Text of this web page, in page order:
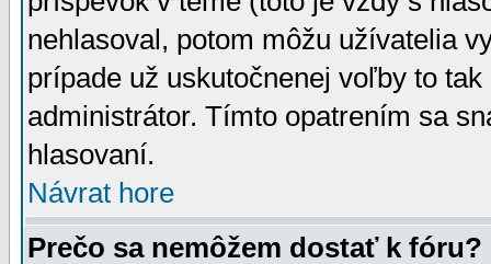
nehlasoval, potom môžu užívatelia
prípade už uskutočnenej voľby to
administrátor. Tímto opatrením sa
hlasovaní.
Návrat hore
Prečo sa nemôžem dostať k fóru?